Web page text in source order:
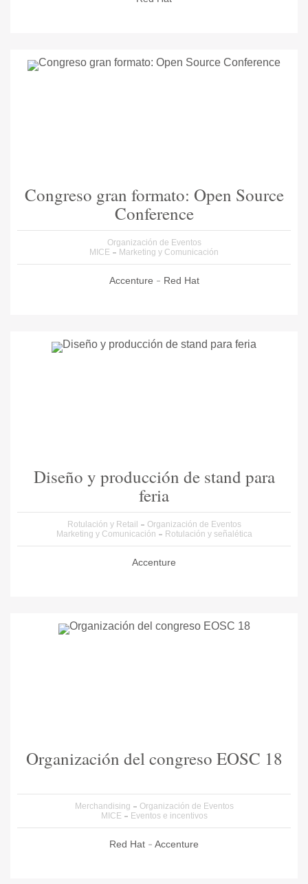
Congreso gran formato: Open Source
Conference
Organización de Eventos
MICE
Marketing y Comunicación
Accenture Red Hat
Diseño y producción de stand para
feria
Rotulación y Retail
Organización de Eventos
Marketing y Comunicación
Rotulación y señalética
Accenture
Organización del congreso EOSC 18
Merchandising
Organización de Eventos
MICE
Eventos e incentivos
Red Hat Accenture